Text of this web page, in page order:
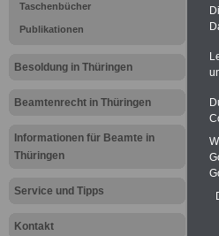
Taschenbücher
Publikationen
Besoldung in Thüringen
Beamtenrecht in Thüringen
Informationen für Beamte in
Thüringen
Service und Tipps
Kontakt